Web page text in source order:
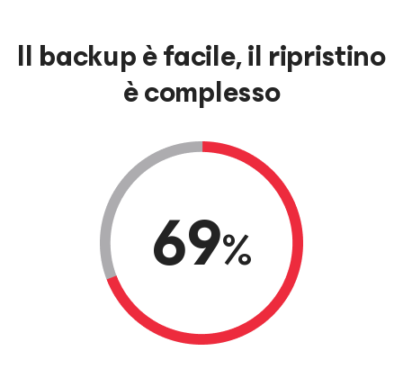
Il backup è facile, il ripristino
è complesso
69%